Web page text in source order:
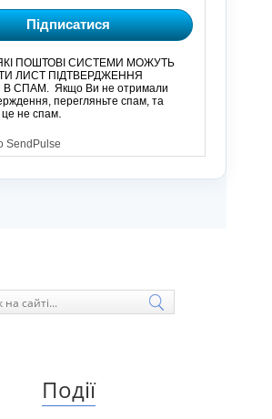
Підписатися
ПОШТОВІ СИСТЕМИ МОЖУТЬ
ЛИСТ ПІДТВЕРДЖЕННЯ
В СПАМ. Якщо Ви не отримали
перегляньте спам, та
це не спам
SendPulse
Події